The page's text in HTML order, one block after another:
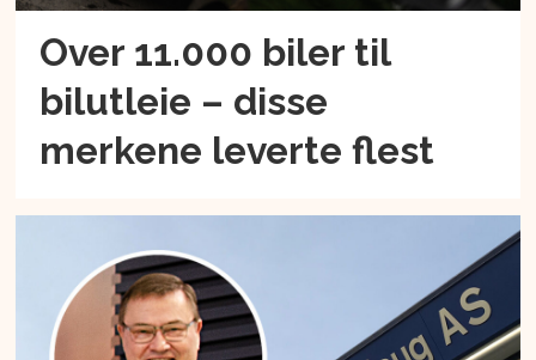
Over 11.000 biler til
bilutleie – disse
merkene leverte flest